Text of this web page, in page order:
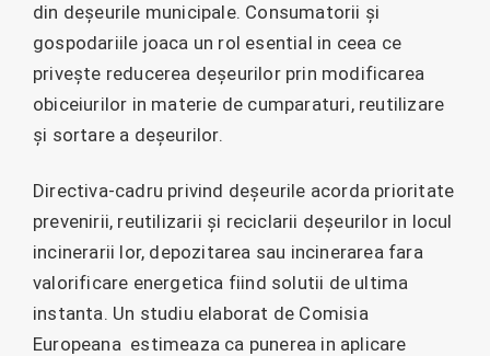
din deșeurile municipale. Consumatorii și
gospodariile joaca un rol esential in ceea ce
privește reducerea deșeurilor prin modificarea
obiceiurilor in materie de cumparaturi, reutilizare
și sortare a deșeurilor.
Directiva-cadru privind deșeurile acorda prioritate
prevenirii, reutilizarii și reciclarii deșeurilor in locul
incinerarii lor, depozitarea sau incinerarea fara
valorificare energetica fiind solutii de ultima
instanta. Un studiu elaborat de Comisia
Europeana estimeaza ca punerea in aplicare